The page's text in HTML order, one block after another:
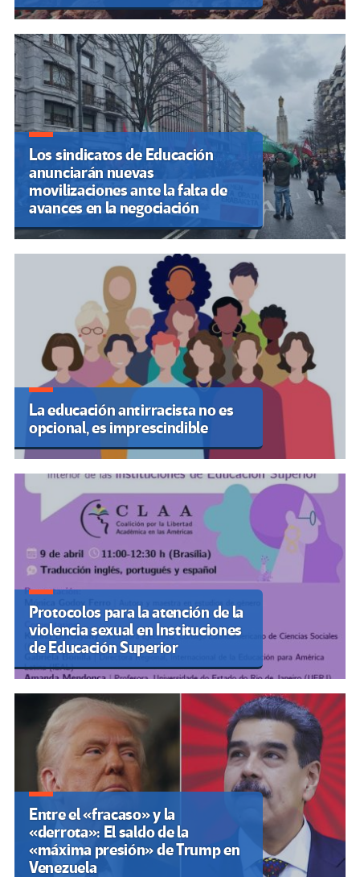
Los sindicatos de Educación
anunciarán nuevas
movilizaciones ante la falta de
avances en la negociación
La educación antirracista no es
opcional, es imprescindible
Protocolos para la atención de la
violencia sexual en Instituciones
de Educación Superior
Entre el «fracaso» y la
«derrota»: El saldo de la
«máxima presión» de Trump en
Venezuela